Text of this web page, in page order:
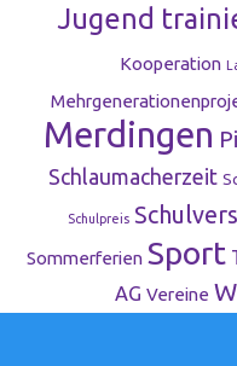
Jugend
Kooperation
Merdingen
Schlaumacherzeit
Schulpreis
Sommerferien Sport
AG Vereine